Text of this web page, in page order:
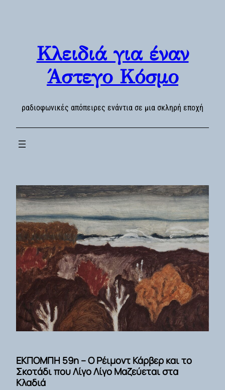
Κλειδιά για έναν
Άστεγο Κόσμο
ραδιοφωνικές απόπειρες ενάντια σε μια σκληρή εποχή
ΕΚΠΟΜΠΗ 59η – Ο Ρέιμοντ Κάρβερ και το
Σκοτάδι που Λίγο Λίγο Μαζεύεται στα
Κλαδιά